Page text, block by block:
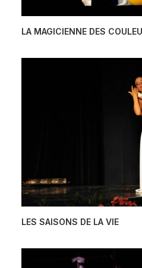
LA MAGICIENNE DES
LES SAISONS DE LA VIE